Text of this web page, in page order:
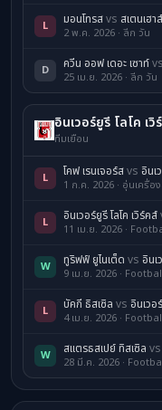
L มอนโทรสvs สเตนเฮา
2 พ.ค. 2026 · ลีก วัน
D ควีน ออฟ เดอะ เซาท์vs
25 เม.ย. 2026 · ลีก วัน
อินเวอร์ยูรี โลโค เวิ
ทีมเยือน
L โคฟ เรนเจอร์สvs อินเ
1 ก.ค. 2026 · อุ่นเครื่อ
L อินเวอร์ยูรี โลโค เวิร์คส์
11 เม.ย. 2026 ·
W ทูริฟฟ์ ยูไนเต็ด vs อินเ
9 เม.ย. 2026 ·
L บัคกี ธิสเซิล vs อินเวอ
4 เม.ย. 2026 ·
W สแตรธสเปย์ ทิสเซิล vs
28 มี.ค. 2026 ·